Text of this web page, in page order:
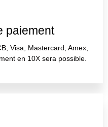
paiement
Visa, Mastercard, Amex,
en 10X sera possible.